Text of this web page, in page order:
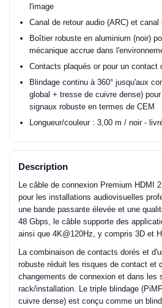
l'image
Canal de retour audio (ARC) et canal
Boîtier robuste en aluminium (noir)
mécanique accrue dans
Contacts plaqués or pour un contact
Blindage continu à 360° jusqu'aux
global + tresse de cuivre dense)
signaux robuste en termes de CEM
Longueur/couleur : 3,00 m / noir -
Description
Le câble de connexion Premium HDMI
pour les installations audiovisuelles
une bande passante élevée et une
48 Gbps, le câble supporte des
ainsi que 4K@120Hz, y compris 3D et
La combinaison de contacts dorés et
robuste réduit les risques de contact et
changements de connexion et dans les
rack/installation. Le triple blindage
cuivre dense) est conçu comme un